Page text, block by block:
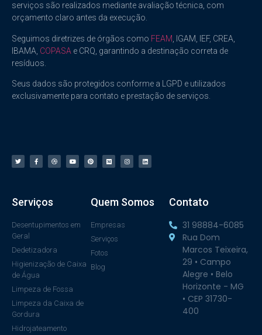
serviços são realizados mediante avaliação técnica, com
orçamento claro antes da execução.
Seguimos diretrizes de órgãos como FEAM , IGAM, IEF, CREA,
IBAMA, COPASA e CRQ, garantindo a destinação correta de
resíduos.
Seus dados são protegidos conforme a LGPD e utilizados
exclusivamente para contato e prestação de serviços.
Serviços
Desentupimentos em
Geral
Dedetizadora
Higienização de Caixa
de Água
Limpeza de Fossa
Limpeza da Caixa de
Gordura
Hidrojateamento
Quem Somos
Empresas
Serviços
Fotos
Blog
Contato
31 98884-6085
Rua Dom
Marcos Teixeira,
29 • Campo
Alegre • Belo
Horizonte - MG
• CEP 31730-
400